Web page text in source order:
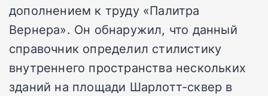
дополнением к труду «Палитра
Вернера». Он обнаружил, что данный
справочник определил стилистику
внутреннего пространства нескольких
зданий на площади Шарлотт-сквер в